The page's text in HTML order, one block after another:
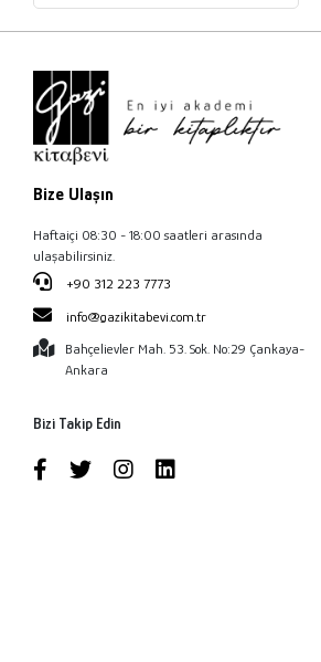
Bize Ulaşın
Haftaiçi 08:30 - 18:00 saatleri arasında
ulaşabilirsiniz.
+90 312 223 7773
info@gazikitabevi.com.tr
Bahçelievler Mah. 53. Sok. No:29 Çankaya-
Ankara
Bizi Takip Edin